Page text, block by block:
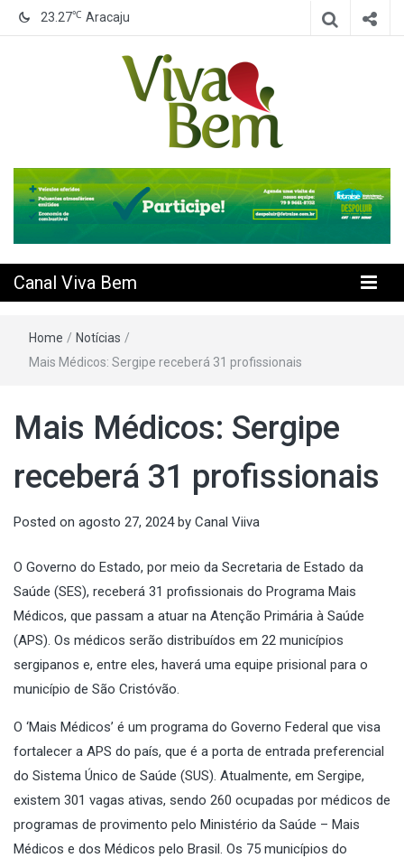
23.27℃ Aracaju
Canal Viva
Bem
Canal Viva Bem
Home / Notícias /
Mais Médicos: Sergipe receberá 31 profissionais
Mais Médicos: Sergipe
receberá 31 profissionais
Posted on agosto 27, 2024by Canal Viiva
O Governo do Estado, por meio da Secretaria de Estado da
Saúde (SES), receberá 31 profissionais do Programa Mais
Médicos, que passam a atuar na Atenção Primária à Saúde
(APS). Os médicos serão distribuídos em 22 municípios
sergipanos e, entre eles, haverá uma equipe prisional para o
município de São Cristóvão.
O ‘Mais Médicos’ é um programa do Governo Federal que visa
fortalecer a APS do país, que é a porta de entrada preferencial
do Sistema Único de Saúde (SUS). Atualmente, em Sergipe,
existem 301 vagas ativas, sendo 260 ocupadas por médicos de
programas de provimento pelo Ministério da Saúde – Mais
Médicos e dos Médicos pelo Brasil. Os 75 municípios do